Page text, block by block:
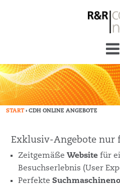
START› CDH ONLINE ANGEBOTE
Exklusiv-Angebote nur
ZeitgemäßeWebsite für
Besuchserlebnis (User
Perfekte